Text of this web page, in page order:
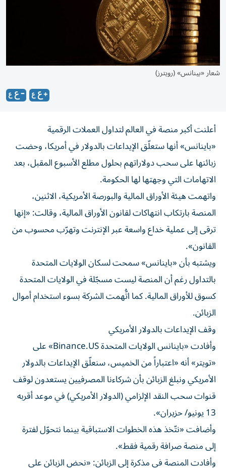
شعار «بينانس» (رويترز)
أعلنت أكبر منصة في العالم لتداول العملات الرقمية
«باينانس» أنها ستعلّق الإيداعات بالدولار في أمريكا، وحضت
زبائنها على سحب دولاراتهم بحلول مطلع الأسبوع المقبل، بعد
الاتهامات التي وجهتها لها الحكومة.
واتهمت هيئة الأوراق المالية والبورصة الأمريكية، الاثنين،
المنصة بارتكاب انتهاكات لقانون الأوراق المالية، وقالت: «إنها
ترقى إلى عملية خداع واسعة عبر الإنترنت وتهرّب محسوب من
القانون».
ويشتبه بأن «باينانس» سمحت لسكان الولايات المتحدة
بالتداول رغم أن المنصة ليست مسجّلة في الولايات المتحدة
كسوق للأوراق المالية. كما اتُّهمت الشركة بسوء استخدام أموال
الزبائن.
وقف الإيداعات بالدولار الأمريكي
وأفادت «باينانس الولايات المتحدة Binance.US» على
«تويتر» أنه «اعتباراً من الخميس، سنعلّق الإيداعات بالدولار
الأمريكي ونبلغ الزبائن بأن شركاءنا المصرفيين يستعدون لوقف
قنوات سحب النقد الإلزامي (الدولار الأمريكي) في موعد أقربه
13 يونيو/ حزيران».
وأضافت «نتّخذ هذه الخطوات الاستباقية بينما نتحوّل لفترة
إلى منصة صرافة رقمية فقط».
وأفادت المنصة في مذكرة إلى الزبائن: «نحض الزبائن على